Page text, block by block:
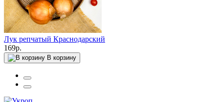
Лук репчатый Краснодарский
169р.
В корзину